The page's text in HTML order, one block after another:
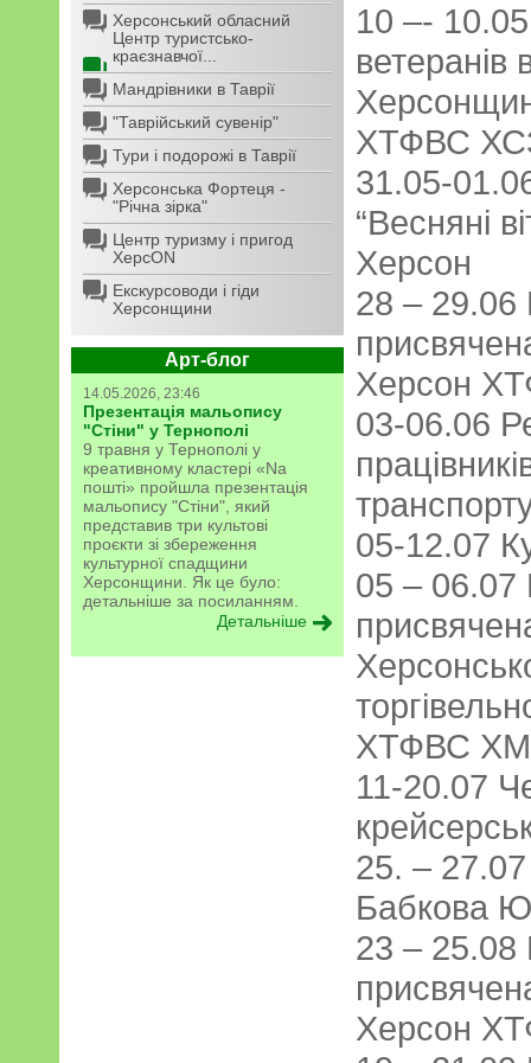
Херсонський обласний
Центр туристсько-
краєзнавчої...
Мандрівники в Таврії
"Таврійський сувенір"
Тури і подорожі в Таврії
Херсонська Фортеця -
"Річна зірка"
Центр туризму і пригод
ХерсON
Екскурсоводи і гіди
Херсонщини
Арт-блог
14.05.2026, 23:46
Презентація мальопису
"Стіни" у Тернополі
9 травня у Тернополі у
креативному кластері «Na
пошті» пройшла презентація
мальопису "Стіни", який
представив три культові
проєкти зі збереження
культурної спадщини
Херсонщини. Як це було:
детальніше за посиланням.
Детальніше
10 –-
ветеранів
ХТФВС
31.05-
“Весняні
Херсон
28 – 29.06
Херсон
03-06.06
05-12.07
05 – 06.07
ХТФВС
11-20.07
25. – 27.07
Бабкова
23 – 25.08
Херсон